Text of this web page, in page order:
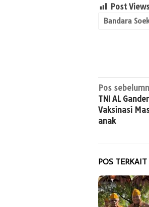
Post
Bandara
Navigasi
pos
Pos
TNI AL
Vaksinasi
anak
POS TERKAIT